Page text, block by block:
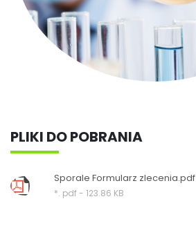
PLIKI DO POBRANIA
Sporale Formularz zlecenia.pdf
*. pdf - 123.86 KB